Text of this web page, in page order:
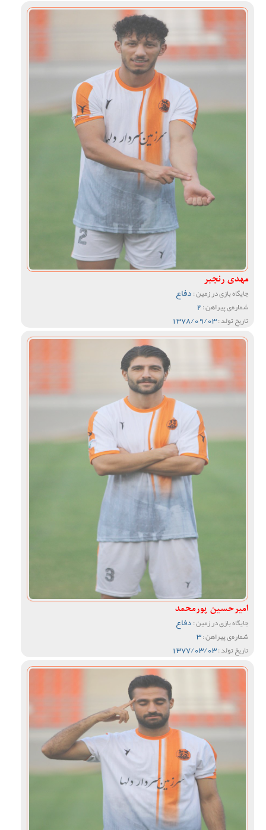
مهدی رنجبر
جایگاه بازی در زمین :دفاع
شماره‌ی پیراهن :2
تاریخ تولد :1378/09/03
امیرحسین پورمحمد
جایگاه بازی در زمین :دفاع
شماره‌ی پیراهن :3
تاریخ تولد :1377/03/03